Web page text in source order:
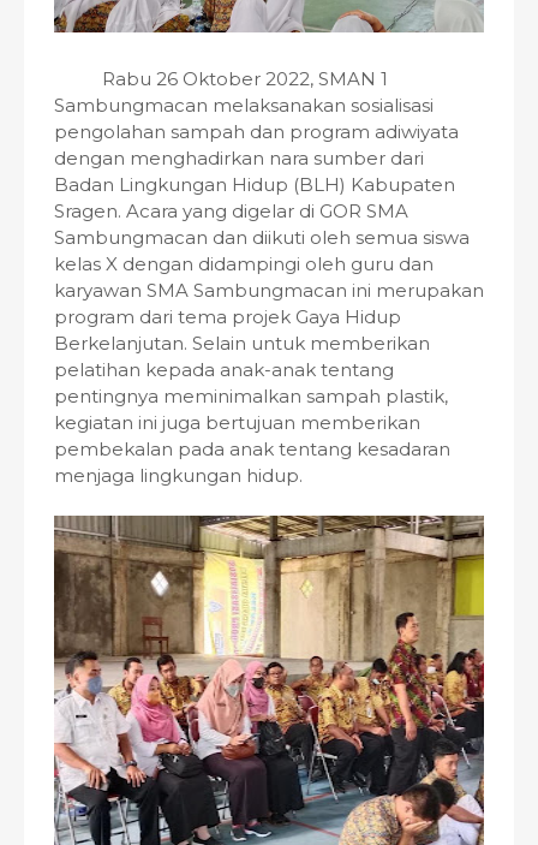
Rabu 26 Oktober 2022, SMAN 1
Sambungmacan melaksanakan sosialisasi
pengolahan sampah dan program adiwiyata
dengan menghadirkan nara sumber dari
Badan Lingkungan Hidup (BLH) Kabupaten
Sragen. Acara yang digelar di GOR SMA
Sambungmacan dan diikuti oleh semua siswa
kelas X dengan didampingi oleh guru dan
karyawan SMA Sambungmacan ini merupakan
program dari tema projek Gaya Hidup
Berkelanjutan. Selain untuk memberikan
pelatihan kepada anak-anak tentang
pentingnya meminimalkan sampah plastik,
kegiatan ini juga bertujuan memberikan
pembekalan pada anak tentang kesadaran
menjaga lingkungan hidup.